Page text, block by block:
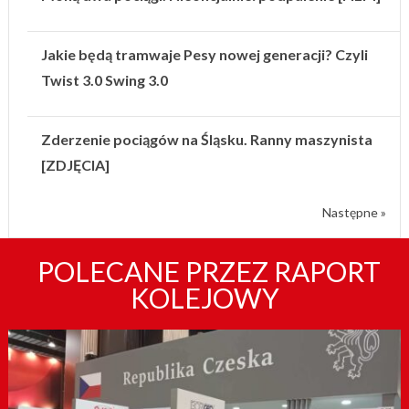
Jakie będą tramwaje Pesy nowej generacji? Czyli
Twist 3.0 Swing 3.0
Zderzenie pociągów na Śląsku. Ranny maszynista
[ZDJĘCIA]
Następne »
POLECANE PRZEZ RAPORT
KOLEJOWY